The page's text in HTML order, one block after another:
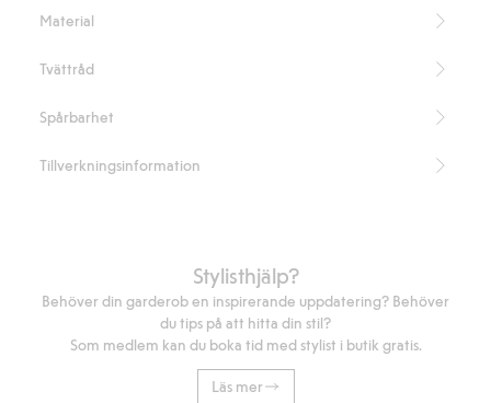
Material
Tvättråd
Spårbarhet
Tillverkningsinformation
Stylisthjälp?
Behöver din garderob en inspirerande uppdatering? Behöver
du tips på att hitta din stil?
Som medlem kan du boka tid med stylist i butik gratis.
Läs mer